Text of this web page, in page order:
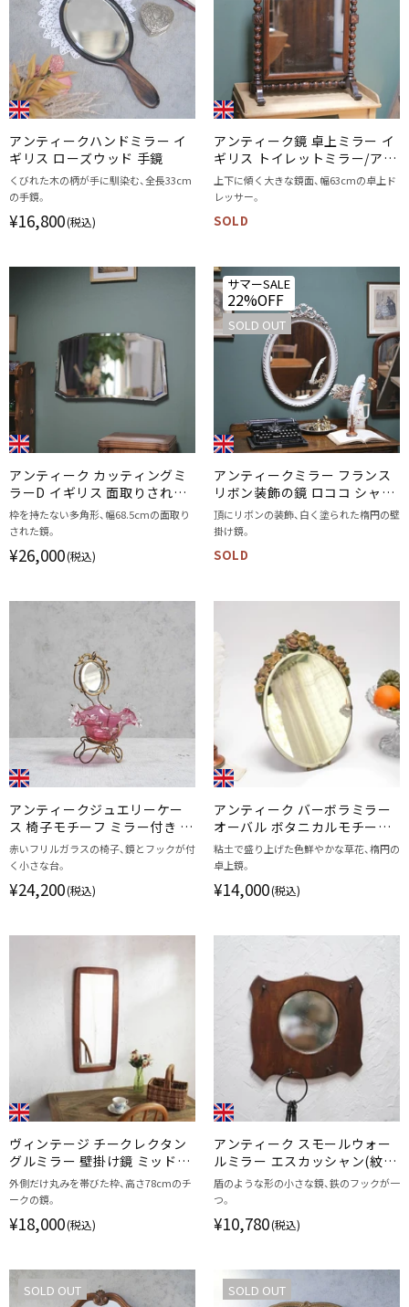
アンティークハンドミラー イ
ギリス ローズウッド 手鏡
くびれた木の柄が手に馴染む、全長33cm
の手鏡。
¥16,800(税込)
アンティーク鏡 卓上ミラー イ
ギリス トイレットミラー/アン
ティーク家具
上下に傾く大きな鏡面、幅63cmの卓上ド
レッサー。
SOLD
アンティーク カッティングミ
ラーD イギリス 面取りされた
壁掛け鏡
枠を持たない多角形、幅68.5cmの面取り
された鏡。
¥26,000(税込)
サマーSALE
22%OFF
SOLD OUT
アンティークミラー フランス
リボン装飾の鏡 ロココ シャビ
ーシック/アンティーク家具
頂にリボンの装飾、白く塗られた楕円の壁
掛け鏡。
SOLD
アンティークジュエリーケー
ス 椅子モチーフ ミラー付き 赤
いフリルガラス イギリス
赤いフリルガラスの椅子、鏡とフックが付
く小さな台。
¥24,200(税込)
アンティーク バーボラミラー
オーバル ボタニカルモチーフ
の色鮮やかな粘土細工
粘土で盛り上げた色鮮やかな草花、楕円の
卓上鏡。
¥14,000(税込)
ヴィンテージ チークレクタン
グルミラー 壁掛け鏡 ミッドセ
ンチュリー/アンティーク家具
外側だけ丸みを帯びた枠、高さ78cmのチ
ークの鏡。
¥18,000(税込)
アンティーク スモールウォー
ルミラー エスカッシャン(紋章
学) 壁掛け鏡/アンティーク家
具
盾のような形の小さな鏡、鉄のフックが一
つ。
¥10,780(税込)
SOLD OUT SOLD OUT